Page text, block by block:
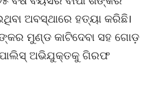
ଅବସ୍ଥାରେ ହତ୍ୟା କରିଛି।
ମୁଣ୍ଡ କାଟିଦେବା ସହ ଗୋଡ଼
ଅଭିଯୁକ୍ତକୁ ଗିରଫ